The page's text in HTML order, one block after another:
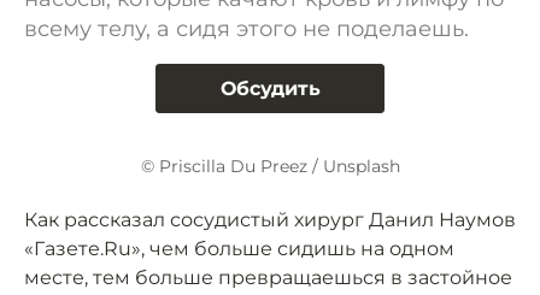
всему телу, а сидя этого не поделаешь.
Обсудить
© Priscilla Du Preez / Unsplash
Как рассказал сосудистый хирург Данил Наумов
«Газете.Ru», чем больше сидишь на одном
месте, тем больше превращаешься в застойное